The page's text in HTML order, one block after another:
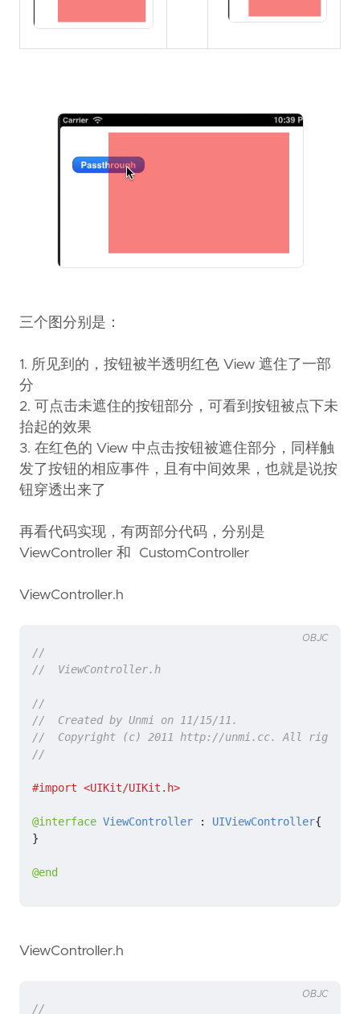
三个图分别是：
1. 所见到的，按钮被半透明红色 View 遮住了一部
分
2. 可点击未遮住的按钮部分，可看到按钮被点下未
抬起的效果
3. 在红色的 View 中点击按钮被遮住部分，同样触
发了按钮的相应事件，且有中间效果，也就是说按
钮穿透出来了
再看代码实现，有两部分代码，分别是
ViewController 和 CustomController
ViewController.h
@interface ViewController : UIViewController{
}
@end
OBJC
ViewController.h
OBJC